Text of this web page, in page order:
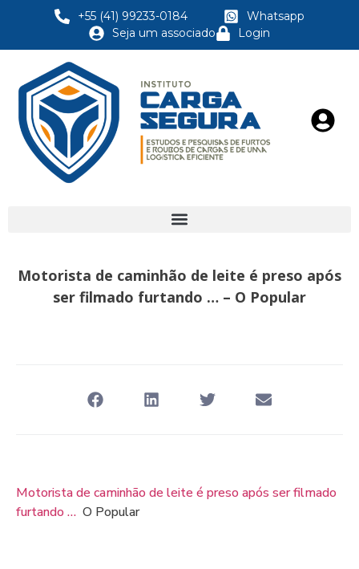
+55 (41) 99233-0184
Whatsapp
Seja um associado
Login
Motorista de caminhão de leite é preso após
ser filmado furtando … – O Popular
Motorista de caminhão de leite é preso após ser filmado
furtando … O Popular